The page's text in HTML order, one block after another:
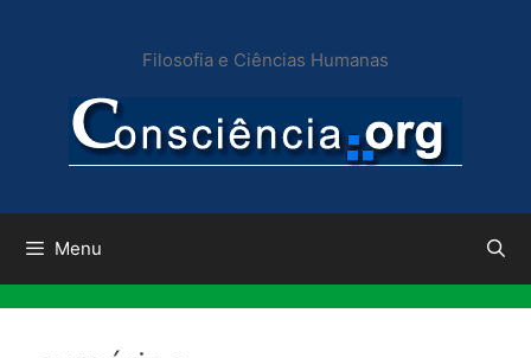
conteúdo
Filosofia e Ciências Humanas
Menu